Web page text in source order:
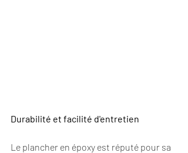
Durabilité et facilité d'entretien
Le plancher en époxy est réputé pour sa